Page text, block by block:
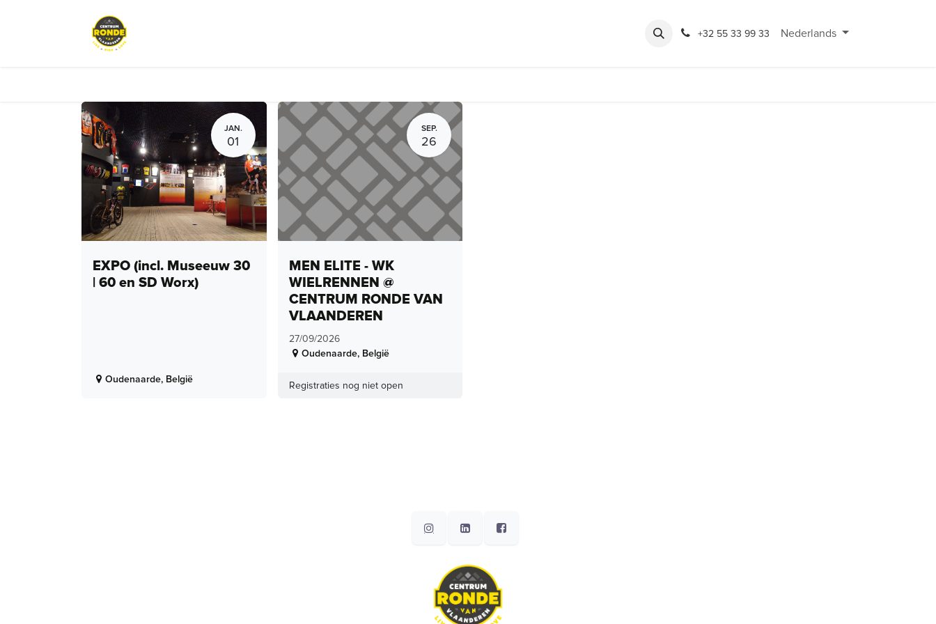
Rondeshop Contact en openingsuren
+32 55 33 99 33 Nederlands
JAN.
01
EXPO (incl. Museeuw 30
| 60 en SD Worx)
Oudenaarde, België
SEP.
26
MEN ELITE - WK
WIELRENNEN @
CENTRUM RONDE VAN
VLAANDEREN
27/09/2026
Oudenaarde, België
Registraties nog niet open